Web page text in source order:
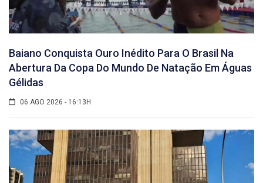
Baiano Conquista Ouro Inédito Para O Brasil Na
Abertura Da Copa Do Mundo De Natação Em Águas
Gélidas
06 AGO 2026 - 16:13H